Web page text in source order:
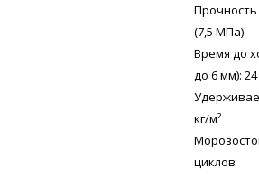
Прочность
(7,5 МПа)
Время до
до 6 мм):
кг/м²
циклов